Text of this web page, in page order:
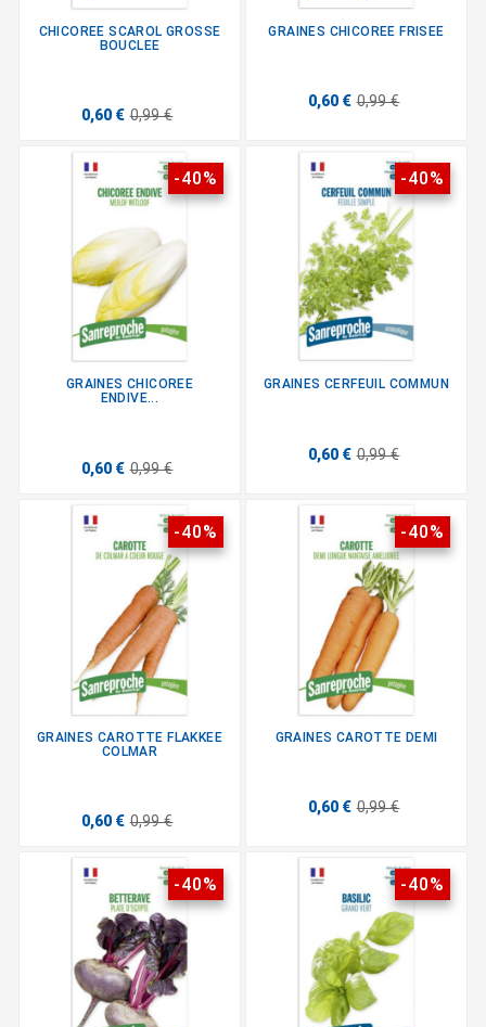
CHICOREE SCAROL GROSSE
BOUCLEE
0,60 € 0,99 €
GRAINES CHICOREE FRISEE
0,60 € 0,99 €
-40%
GRAINES CHICOREE
ENDIVE...
0,60 € 0,99 €
-40%
GRAINES CERFEUIL COMMUN
0,60 € 0,99 €
-40%
GRAINES CAROTTE FLAKKEE
COLMAR
0,60 € 0,99 €
-40%
GRAINES CAROTTE DEMI
0,60 € 0,99 €
-40% -40%